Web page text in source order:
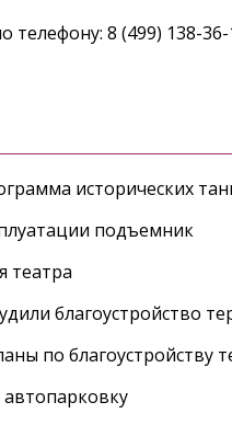
телефону: 8 (499) 138-36-
исторических
подъемник
театра
благоустройство
по благоустройству